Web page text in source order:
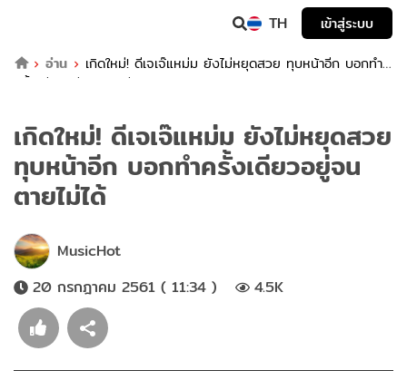
TH
เข้าสู่ระบบ
อ่าน
เกิดใหม่! ดีเจเจ๊แหม่ม ยังไม่หยุดสวย ทุบหน้าอีก บอกทำ
ครั้งเดียวอยู่จนตายไม่ได้
เกิดใหม่! ดีเจเจ๊แหม่ม ยังไม่หยุดสวย
ทุบหน้าอีก บอกทำครั้งเดียวอยู่จน
ตายไม่ได้
MusicHot
20 กรกฎาคม 2561 ( 11:34 )
4.5K